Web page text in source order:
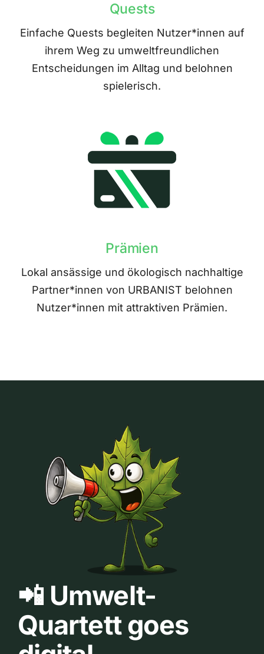
Quests
Einfache Quests begleiten Nutzer*innen auf
ihrem Weg zu umweltfreundlichen
Entscheidungen im Alltag und belohnen
spielerisch.
Prämien
Lokal ansässige und ökologisch nachhaltige
Partner*innen von URBANIST belohnen
Nutzer*innen mit attraktiven Prämien.
📲 Umwelt-
Quartett goes